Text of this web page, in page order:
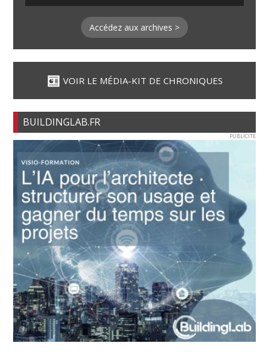
Accédez aux archives >
VOIR LE MÉDIA-KIT DE CHRONIQUES
BUILDINGLAB.FR
PUBLICITE